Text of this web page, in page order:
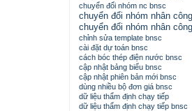
chuyển đổi nhóm nc bnsc
chuyển đổi nhóm nhân công
chuyển đổi nhóm nhân
chỉnh sửa template bnsc
cài đặt dự toán bnsc
cách bóc thép điện nước bnsc
cập nhật bảng biểu bnsc
cập nhật phiên bản mới bnsc
dùng nhiều bộ đơn giá bnsc
dữ liệu thẩm định chạy tiếp
dữ liệu thẩm định chạy tiếp bnsc